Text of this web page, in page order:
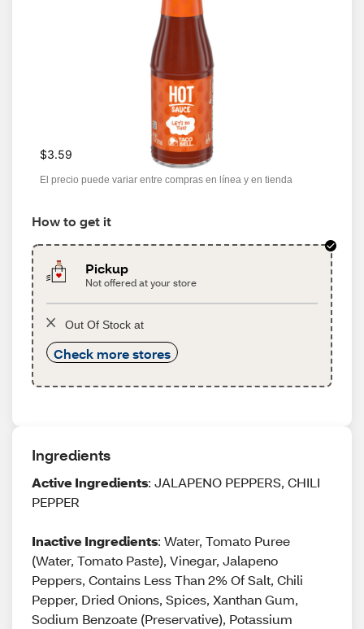
$3.59
El precio puede variar entre compras en línea y en tienda
How to get it
Pickup
Not offered at your store
Out Of Stock at
Check more stores
Ingredients
Active Ingredients: JALAPENO PEPPERS, CHILI
PEPPER
Inactive Ingredients: Water, Tomato Puree
(Water, Tomato Paste), Vinegar, Jalapeno
Peppers, Contains Less Than 2% Of Salt, Chili
Pepper, Dried Onions, Spices, Xanthan Gum,
Sodium Benzoate (Preservative), Potassium